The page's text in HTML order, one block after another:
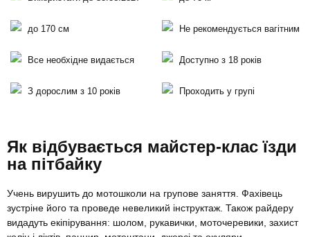
до 170 см Не рекомендується вагітним
Все необхідне видається Доступно з 18 років
З дорослим з 10 років Проходить у групі
Як відбувається майстер-клас їзди
на пітбайку
Учень вирушить до мотошколи на групове заняття. Фахівець
зустріне його та проведе невеликий інструктаж. Також райдеру
видадуть екіпірування: шолом, рукавички, моточеревики, захист